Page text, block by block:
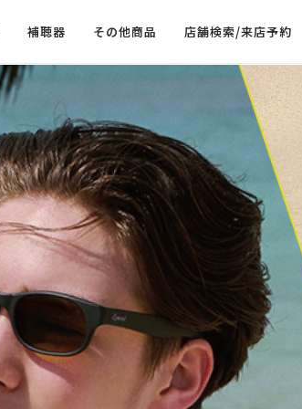
補聴器 その他商品 店舗検索/来店予約